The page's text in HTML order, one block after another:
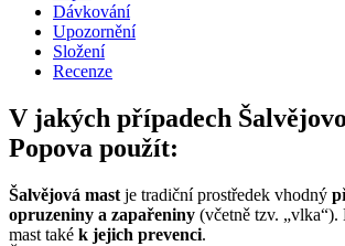
Dávkování
Upozornění
Složení
Recenze
V jakých případech
Popova použít:
Šalvějová mast je tradiční prostředek vhodný
opruzeniny a zapařeniny (včetně tzv.
mast také k jejich prevenci.